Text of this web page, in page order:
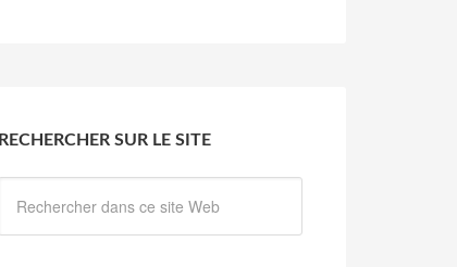
RECHERCHER SUR LE SITE